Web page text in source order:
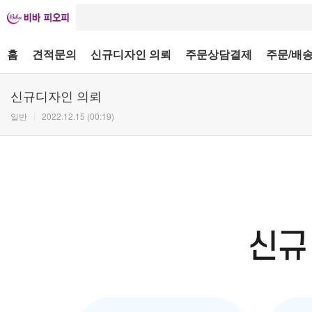
홈 견적문의 신규디자인 의뢰 주문상담결제 주문/배
신규디자인 의뢰
일반 2022.12.15 (00:19)